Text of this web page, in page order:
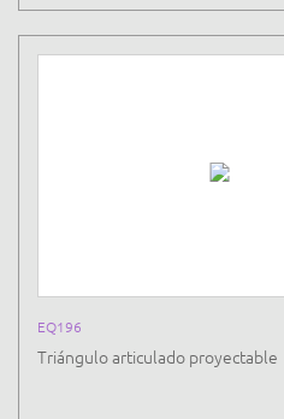
EQ196
Triángulo articulado proyectable